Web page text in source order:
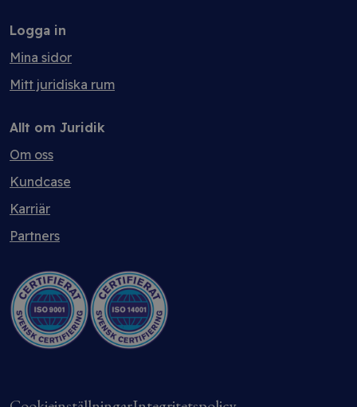
Logga in
Mina sidor
Mitt juridiska rum
Allt om Juridik
Om oss
Kundcase
Karriär
Partners